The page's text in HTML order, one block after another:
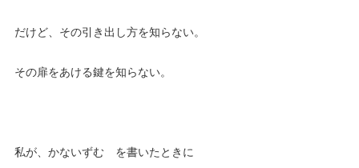
だけど、その引き出し方を知らない。
その扉をあける鍵を知らない。
私が、かないずむ を書いたときに